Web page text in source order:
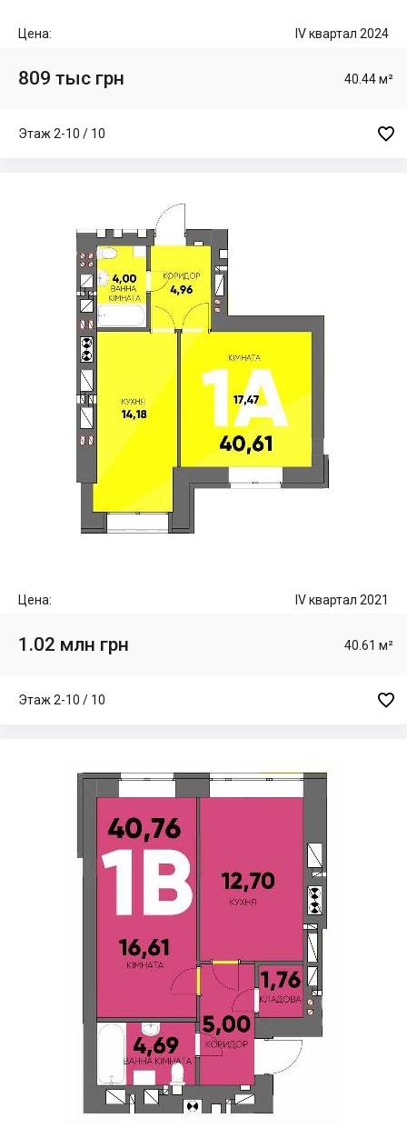
Цена: IV квартал 2024
809 тыс грн 40.44 м²
Этаж 2-10 / 10 
Цена: IV квартал 2021
1.02 млн грн 40.61 м²
Этаж 2-10 / 10 